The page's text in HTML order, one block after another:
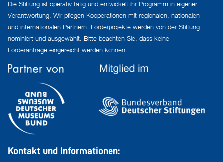
Die Stiftung ist operativ tätig und entwickelt ihr Programm in eigener
Verantwortung. Wir pflegen Kooperationen mit regionalen, nationalen
und internationalen Partnern. Förderprojekte werden von der Stiftung
nominiert und ausgewählt. Bitte beachten Sie, dass keine
Förderanträge eingereicht werden können.
Kontakt und Informationen: